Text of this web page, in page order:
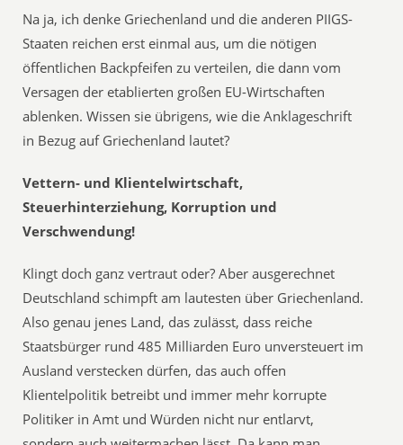
Na ja, ich denke Griechenland und die anderen PIIGS-
Staaten reichen erst einmal aus, um die nötigen
öffentlichen Backpfeifen zu verteilen, die dann vom
Versagen der etablierten großen EU-Wirtschaften
ablenken. Wissen sie übrigens, wie die Anklageschrift
in Bezug auf Griechenland lautet?
Vettern- und ­Klientelwirtschaft,
Steuerhinterziehung, Korruption und
Verschwendung!
Klingt doch ganz vertraut oder? Aber ausgerechnet
Deutschland schimpft am lautesten über Griechenland.
Also genau jenes Land, das zulässt, dass reiche
Staatsbürger rund 485 Milliarden Euro unversteuert im
Ausland verstecken dürfen, das auch offen
Klientelpolitik betreibt und immer mehr korrupte
Politiker in Amt und Würden nicht nur entlarvt,